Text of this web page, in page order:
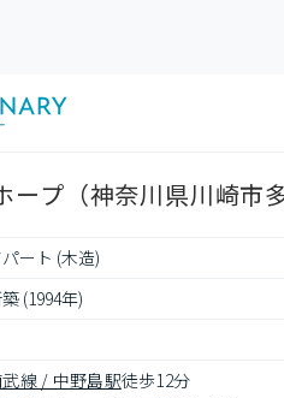
ープ（神奈川県川崎市
ート (木造)
(1994年)
線 / 中野島駅徒歩12分